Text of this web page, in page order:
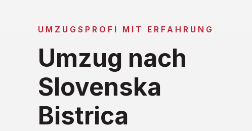
UMZUGSPROFI MIT ERFAHRUNG
Umzug nach
Slovenska
Bistrica